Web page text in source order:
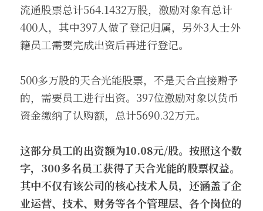
流通股票总计564.1432万股，激励对象有总计
400人，其中397人做了登记归属，另外3人士外
籍员工需要完成出资后再进行登记。
500多万股的天合光能股票，不是天合直接赠予
的，需要员工进行出资。397位激励对象以货币
资金缴纳了认购额，总计5690.32万元。
这部分员工的出资额为10.08元/股。按照这个数
字，300多名员工获得了天合光能的股票权益。
其中不仅有该公司的核心技术人员，还涵盖了企
业运营、技术、财务等各个管理层、各个岗位的